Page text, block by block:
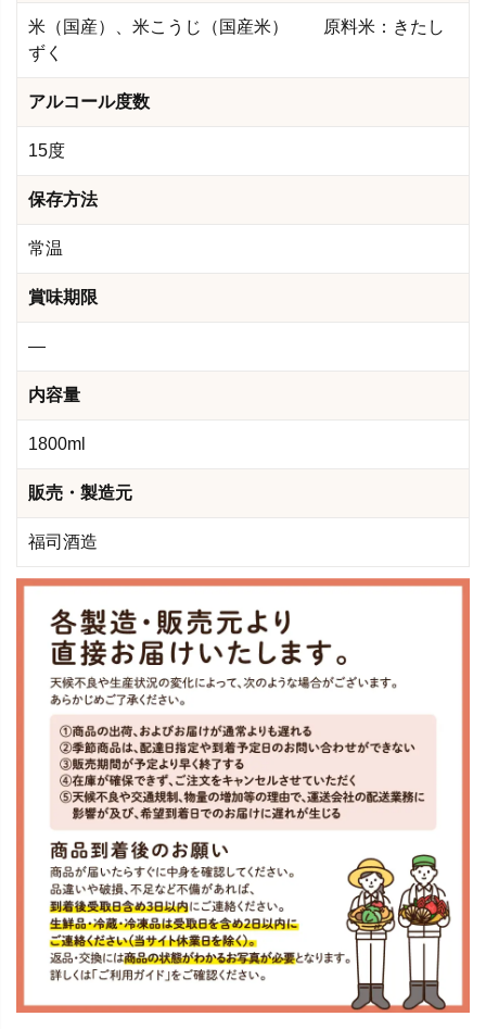
米（国産）、米こうじ（国産米） 原料米：きたし
ずく
アルコール度数
15度
保存方法
常温
賞味期限
―
内容量
1800ml
販売・製造元
福司酒造